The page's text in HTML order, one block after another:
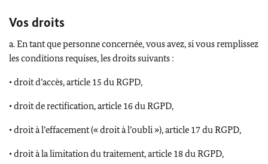
Vos droits
a. En tant que personne concernée, vous avez, si vous remplissez
les conditions requises, les droits suivants :
• droit d’accès, article 15 du RGPD,
• droit de rectification, article 16 du RGPD,
• droit à l’effacement (« droit à l’oubli »), article 17 du RGPD,
• droit à la limitation du traitement, article 18 du RGPD,